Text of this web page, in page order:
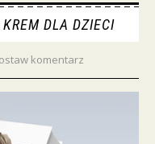
DLA DZIECI
komentarz